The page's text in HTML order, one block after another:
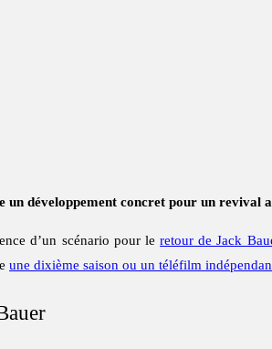
développement concret pour un revival
d’un scénario pour leretour de Jack
une dixième saison ou un téléfilm